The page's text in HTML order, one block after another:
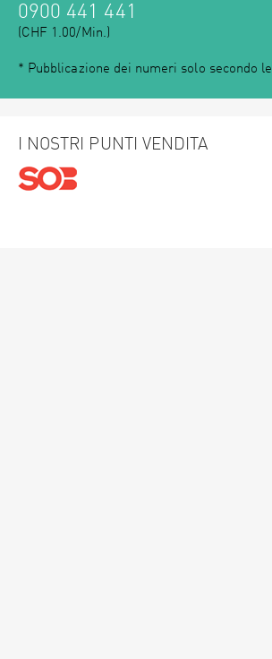
0900 441 441
(CHF 1.00/Min.)
* Pubblicazione dei numeri solo secondo le
I NOSTRI PUNTI VENDITA